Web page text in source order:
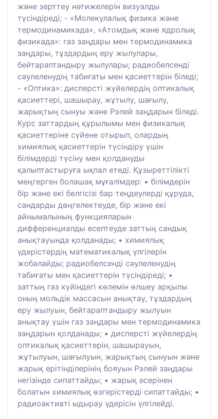
және зерттеу нәтижелерін визуалды
түсіндіреді; - «Молекулалық физика және
термодинамикада», «Атомдық және ядролық
физикада»: газ заңдары мен термодинамика
заңдары, тұздардың еру жылулары,
бейтараптандыру жылулары; радиобелсенді
сәулеленудің табиғаты мен қасиеттерін біледі;
- «Оптикa»: дисперсті жүйелердің оптикалық
қасиеттері, шашырау, жұтылу, шағылу,
жарықтың сынуы және Рэлей заңдарын біледі.
Курс заттардың құрылымы мен физикалық
қасиеттеріне сүйене отырып, олардың
химиялық қасиеттерін түсіндіру үшін
білімдерді түсіну мен қолдануды
қалыптастыруға ықпал етеді. Құзыреттілікті
меңгерген болашақ мұғалімдер: • білімдерін
бір және екі белгісізі бар теңдеулерді құруда,
сандарды дөңгелектеуде, бір және екі
айнымалының функцияларын
дифференциалды есептеуде заттың сандық
анықтауында қолданады; • химиялық
үдерістердің математикалық үлгілерін
жобалайды; радиобелсенді сәулеленудің
табиғаты мен қасиеттерін түсіндіреді; •
заттың газ күйіндегі көлемін өлшеу арқылы
оның мольдік массасын анықтау, тұздардың
еру жылуын, бейтараптандыру жылуын
анықтау үшін газ заңдары мен термодинамика
заңдарын қолданады; • дисперсті жүйелердің
оптикалық қасиеттерін, шашырауын,
жұтылуын, шағылуын, жарықтың сынуын және
жарық ерітінділерінің бояуын Рэлей заңдары
негізінде сипаттайды; • жарық әсерінен
болатын химиялық өзгерістерді сипаттайды; •
радиоактивті ыдырау үдерісін үлгілейді.